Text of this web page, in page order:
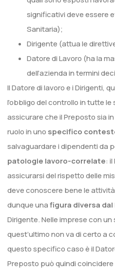
significativi deve essere
Sanitaria);
Dirigente (attua le
Datore di Lavoro (ha la
dell’azienda in termini
Il Datore di lavoro e i Dirigenti,
l’obbligo del controllo in tutte
assicurare che il Preposto sia
ruolo in uno specifico
salvaguardare i dipendenti da
patologie lavoro-correlate:
assicurarsi del rispetto delle
deve conoscere bene le attività
dunque unafigura diversa dal
Dirigente. Nelle imprese con
quest’ultimo non va di certo a
questo specifico caso è il
Preposto può quindi coincidere